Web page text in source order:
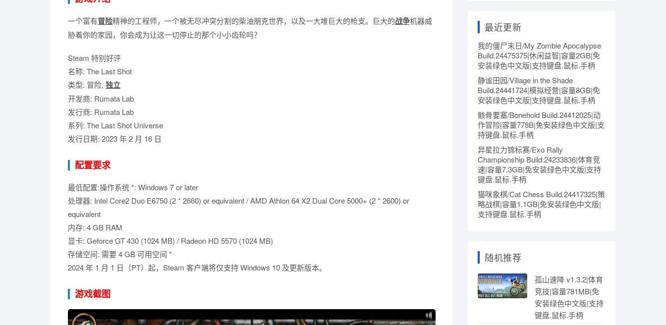
一个富有冒险精神的工程师，一个被无尽冲突分割的柴油朋克世界，以及一大堆巨大的枪支。巨大的战争机器威
胁着你的家园，你会成为让这一切停止的那个小小齿轮吗？
Steam 特别好评
名称: The Last Shot
类型: 冒险, 独立
开发商: Rumata Lab
发行商: Rumata Lab
系列: The Last Shot Universe
发行日期: 2023 年 2 月 16 日
配置要求
最低配置:操作系统 *: Windows 7 or later
处理器: Intel Core2 Duo E6750 (2 * 2660) or equivalent / AMD Athlon 64 X2 Dual Core 5000+ (2 * 2600) or
equivalent
内存: 4 GB RAM
显卡: Geforce GT 430 (1024 MB) / Radeon HD 5570 (1024 MB)
存储空间: 需要 4 GB 可用空间 *
2024 年 1 月 1 日（PT）起，Steam 客户端将仅支持 Windows 10 及更新版本。
游戏截图
最近更新
我的僵尸末日/My Zombie Apocalypse
Build.24475375|休闲益智|容量2GB|免
安装绿色中文版|支持键盘.鼠标.手柄
静谧田园/Village in the Shade
Build.24441724|模拟经营|容量8GB|免
安装绿色中文版|支持键盘.鼠标.手柄
骸骨要塞/Bonehold Build.24412025|动
作冒险|容量778B|免安装绿色中文版|支
持键盘.鼠标.手柄
异星拉力锦标赛/Exo Rally
Championship Build.24233836|体育竞
速|容量7.3GB|免安装绿色中文版|支持
键盘.鼠标.手柄
猫咪象棋/Cat Chess Build.24417325|策
略战棋|容量1.1GB|免安装绿色中文版|
支持键盘.鼠标.手柄
随机推荐
孤山速降 v1.3.2|体育
竞技|容量781MB|免
安装绿色中文版|支持
键盘.鼠标.手柄